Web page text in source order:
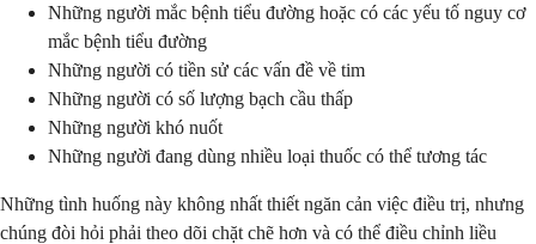
Những người mắc bệnh tiểu đường hoặc có các yếu tố nguy cơ
mắc bệnh tiểu đường
Những người có tiền sử các vấn đề về tim
Những người có số lượng bạch cầu thấp
Những người khó nuốt
Những người đang dùng nhiều loại thuốc có thể tương tác
Những tình huống này không nhất thiết ngăn cản việc điều trị, nhưng
chúng đòi hỏi phải theo dõi chặt chẽ hơn và có thể điều chỉnh liều